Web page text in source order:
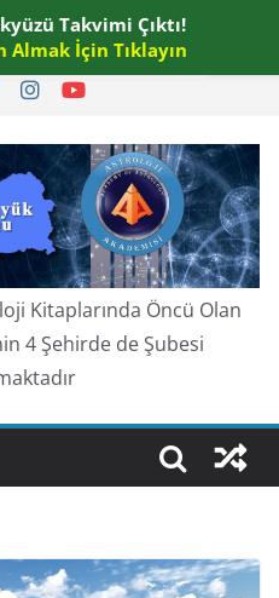
7, 2026
Kitaplarında Öncü Olan
4 Şehirde de Şubesi
Takvimi Çıktı!
Almak İçin Tıklayın